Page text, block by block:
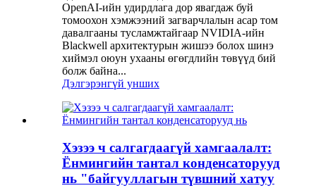
OpenAI-ийн удирдлага дор явагдаж буй
томоохон хэмжээний загварчлалын асар том
давалгааны тусламжтайгаар NVIDIA-ийн
Blackwell архитектурын жишээ болох шинэ
хиймэл оюун ухааны өгөгдлийн төвүүд бий
болж байна...
Дэлгэрэнгүй унших
Хэзээ ч салгагдаагүй хамгаалалт:
Ёнмингийн тантал конденсаторууд
нь "байгууллагын түвшний хатуу